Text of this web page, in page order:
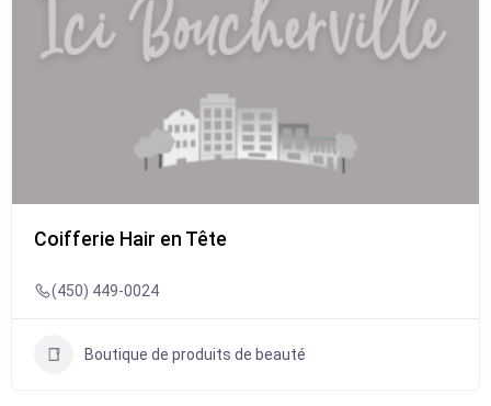
Coifferie Hair en Tête
(450) 449-0024
Boutique de produits de beauté